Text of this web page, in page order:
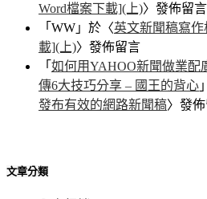
Word檔案下載](上)〉發佈留言
「 WW 」於〈英文新聞稿寫
載](上)〉發佈留言
「 如何用YAHOO新聞做業配
傳6大技巧分享 – 國王的背心
發布有效的網路新聞稿〉發
文章分類